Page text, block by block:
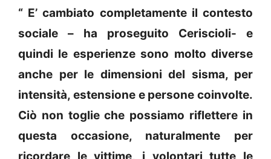
“ E’ cambiato completamente il contesto
sociale – ha proseguito Ceriscioli- e
quindi le esperienze sono molto diverse
anche per le dimensioni del sisma, per
intensità, estensione e persone coinvolte.
Ciò non toglie che possiamo riflettere in
questa occasione, naturalmente per
ricordare le vittime, i volontari tutte le